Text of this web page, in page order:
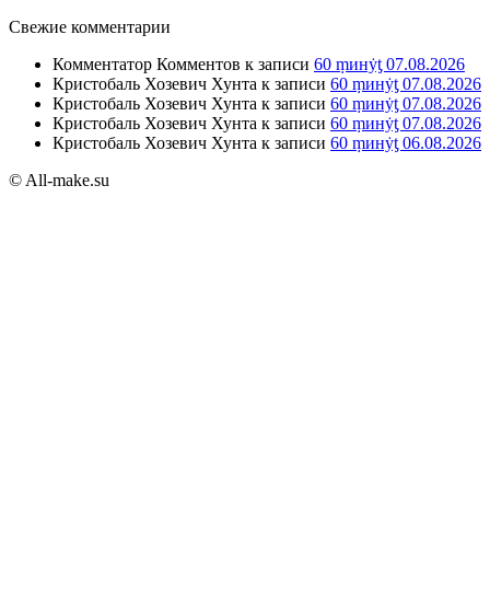
Свежие комментарии
Комментатор Комментов к записи 60 ṃинẏƫ 07.08.2026
Кристобаль Хозевич Хунта к записи 60 ṃинẏƫ 07.08.2026
Кристобаль Хозевич Хунта к записи 60 ṃинẏƫ 07.08.2026
Кристобаль Хозевич Хунта к записи 60 ṃинẏƫ 07.08.2026
Кристобаль Хозевич Хунта к записи 60 ṃинẏƫ 06.08.2026
© All-make.su